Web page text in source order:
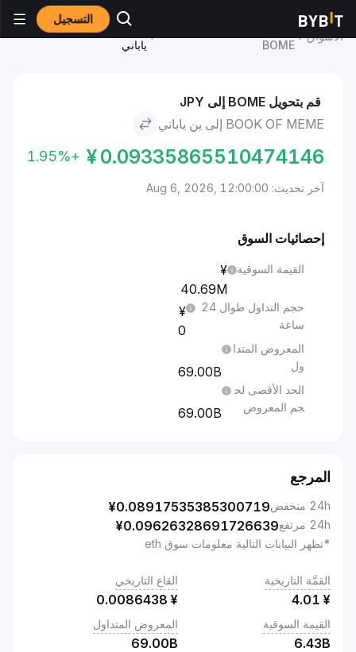
التسجيل
الأسواق
BOME
BOOK OF MEME to ين
ياباني
قم بتحويل BOME إلى JPY
BOOK OF MEME إلى ين ياباني
¥0.09335865510474146
+1.95%
آخر تحديث: Aug 6, 2026, 12:00:00
إحصائيات السوق
القيمة السوقية
40.69M
حجم التداول طوال 24
ساعة
0
المعروض المتدا
ول
69.00B
الحد الأقصى لح
جم المعروض
69.00B
المرجع
24h منخفض ¥0.08917535385300719
24h مرتفع ¥0.09626328691726639
*تظهر البيانات التالية معلومات سوق eth
القمَّة التاريخية
¥
4.01
القاع التاريخي
¥
0.0086438
القيمة السوقية
6.43B
المعروض المتداول
69.00B